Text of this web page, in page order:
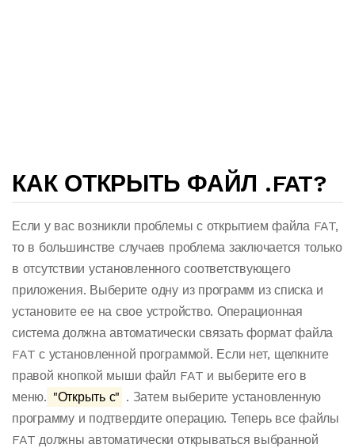
КАК ОТКРЫТЬ ФАЙЛ .FAT?
Если у вас возникли проблемы с открытием файла FAT,
то в большинстве случаев проблема заключается только
в отсутствии установленного соответствующего
приложения. Выберите одну из программ из списка и
установите ее на свое устройство. Операционная
система должна автоматически связать формат файла
FAT с установленной программой. Если нет, щелкните
правой кнопкой мыши файл FAT и выберите его в
меню. "Открыть с" . Затем выберите установленную
программу и подтвердите операцию. Теперь все файлы
FAT должны автоматически открываться выбранной